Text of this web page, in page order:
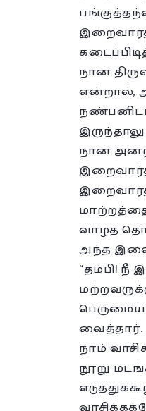
நான்
என்றால்,
நான்
வாழத்
அந்த
“தம்பி!
வைத்தார்.
நாம்
நூறு